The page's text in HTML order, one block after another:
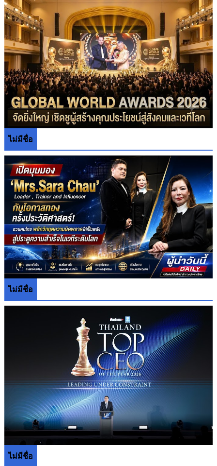
ไม่มีชื่อ
ไม่มีชื่อ
ไม่มีชื่อ